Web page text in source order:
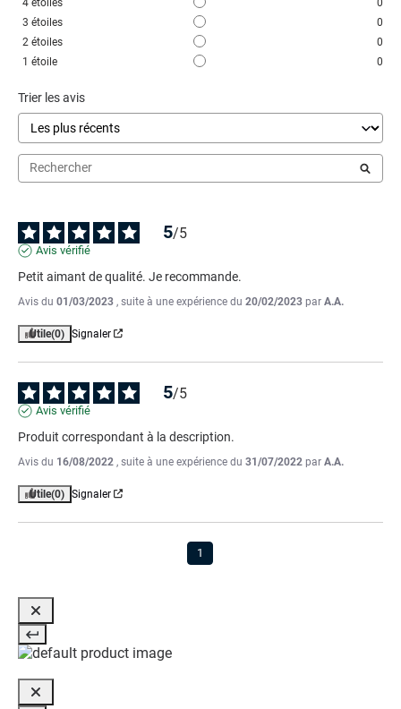
4 étoiles
0
3 étoiles
0
2 étoiles
0
1 étoile 0
Trier les avis
5/5
Avis vérifié
Petit aimant de qualité. Je recommande.
Avis du 01/03/2023 , suite à une expérience du 20/02/2023 par A.A.
Utile(0) Signaler
5/5
Avis vérifié
Produit correspondant à la description.
Avis du 16/08/2022 , suite à une expérience du 31/07/2022 par A.A.
Utile(0) Signaler
1